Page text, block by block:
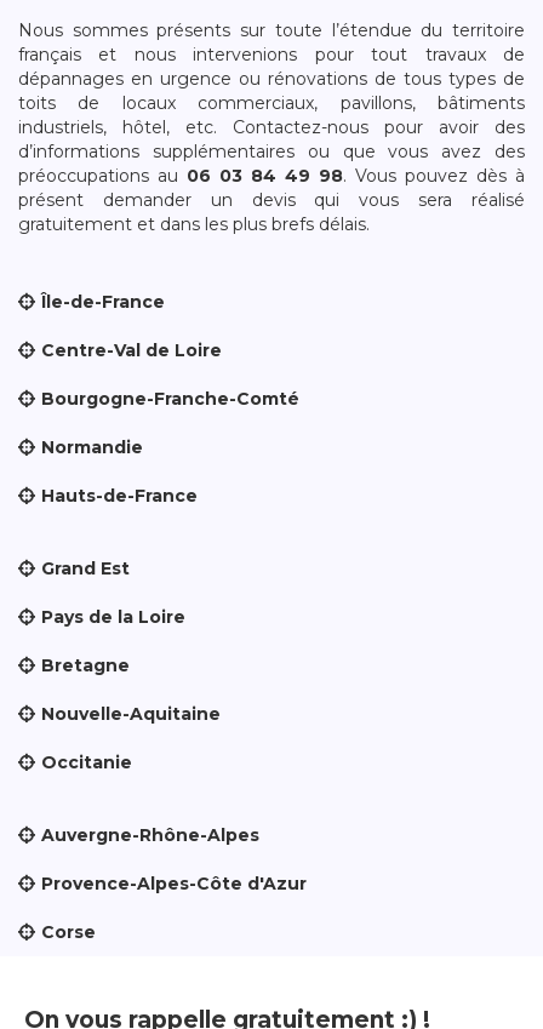
Nous sommes présents sur toute l’étendue du territoire
français et nous intervenions pour tout travaux de
dépannages en urgence ou rénovations de tous types de
toits de locaux commerciaux, pavillons, bâtiments
industriels, hôtel, etc. Contactez-nous pour avoir des
d’informations supplémentaires ou que vous avez des
préoccupations au 06 03 84 49 98. Vous pouvez dès à
présent demander un devis qui vous sera réalisé
gratuitement et dans les plus brefs délais.
Île-de-France
Centre-Val de Loire
Bourgogne-Franche-Comté
Normandie
Hauts-de-France
Grand Est
Pays de la Loire
Bretagne
Nouvelle-Aquitaine
Occitanie
Auvergne-Rhône-Alpes
Provence-Alpes-Côte d'Azur
Corse
On vous rappelle gratuitement :) !